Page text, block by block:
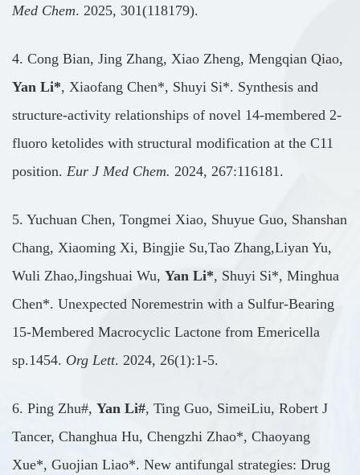
Med Chem. 2025, 301(118179).
4. Cong Bian, Jing Zhang, Xiao Zheng, Mengqian Qiao,
Yan Li*, Xiaofang Chen*, Shuyi Si*. Synthesis and
structure-activity relationships of novel 14-membered 2-
fluoro ketolides with structural modification at the C11
position. Eur J Med Chem. 2024, 267:116181.
5. Yuchuan Chen, Tongmei Xiao, Shuyue Guo, Shanshan
Chang, Xiaoming Xi, Bingjie Su,Tao Zhang,Liyan Yu,
Wuli Zhao,Jingshuai Wu, Yan Li*, Shuyi Si*, Minghua
Chen*. Unexpected Noremestrin with a Sulfur-Bearing
15-Membered Macrocyclic Lactone from Emericella
sp.1454. Org Lett. 2024, 26(1):1-5.
6. Ping Zhu#, Yan Li#, Ting Guo, SimeiLiu, Robert J
Tancer, Changhua Hu, Chengzhi Zhao*, Chaoyang
Xue*, Guojian Liao*. New antifungal strategies: Drug